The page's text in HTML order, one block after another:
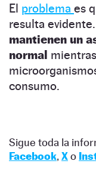
El problema es
resulta
mantienen un
normal
consumo.
Sigue toda la
Facebook, Xo